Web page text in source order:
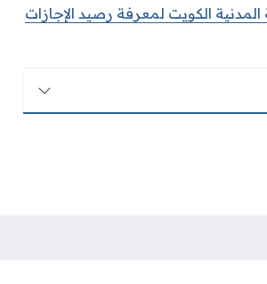
المدنية الكويت لمعرفة رصيد الإجازات